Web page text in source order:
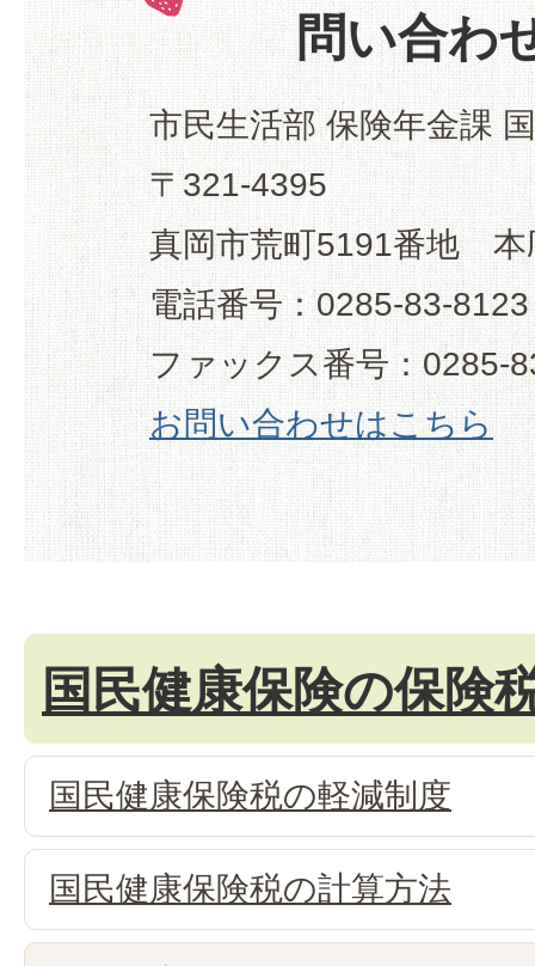
問い合わ
市民生活部 保険年金課
〒321-4395
真岡市荒町5191番地 本
電話番号：0285-83-8123
ファックス番号：0285-
お問い合わせはこちら
国民健康保険の保険
国民健康保険税の軽減制度
国民健康保険税の計算方法